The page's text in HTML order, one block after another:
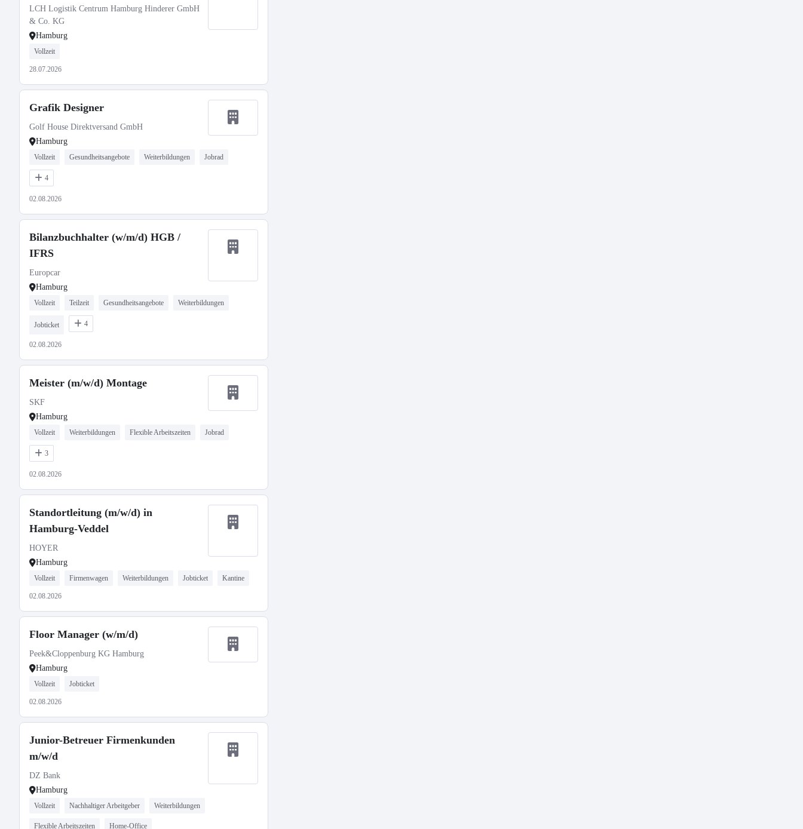
LCH Logistik Centrum Hamburg Hinderer GmbH
& Co. KG
Hamburg
Vollzeit
28.07.2026
Grafik Designer
Golf House Direktversand GmbH
Hamburg
Vollzeit Gesundheitsangebote Weiterbildungen Jobrad
4
02.08.2026
Bilanzbuchhalter (w/m/d) HGB /
IFRS
Europcar
Hamburg
Vollzeit Teilzeit Gesundheitsangebote Weiterbildungen
Jobticket 4
02.08.2026
Meister (m/w/d) Montage
SKF
Hamburg
Vollzeit Weiterbildungen Flexible Arbeitszeiten Jobrad
3
02.08.2026
Standortleitung (m/w/d) in
Hamburg-Veddel
HOYER
Hamburg
Vollzeit Firmenwagen Weiterbildungen Jobticket Kantine
02.08.2026
Floor Manager (w/m/d)
Peek&Cloppenburg KG Hamburg
Hamburg
Vollzeit Jobticket
02.08.2026
Junior-Betreuer Firmenkunden
m/w/d
DZ Bank
Hamburg
Vollzeit Nachhaltiger Arbeitgeber Weiterbildungen
Flexible Arbeitszeiten Home-Office